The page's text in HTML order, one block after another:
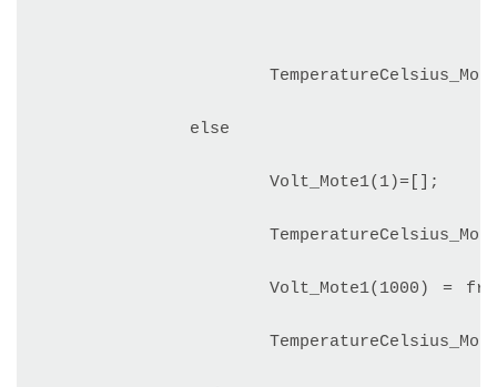
TemperatureCelsius_Mote1(i)
else
Volt_Mote1(1)=[];
Volt_Mote1(1000) =